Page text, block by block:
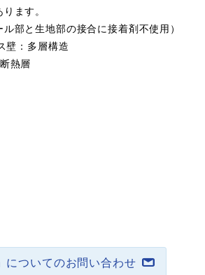
ます。
ル部と生地部の接合に接着剤不使用）
壁：多層構造
熱層
についてのお問い合わせ